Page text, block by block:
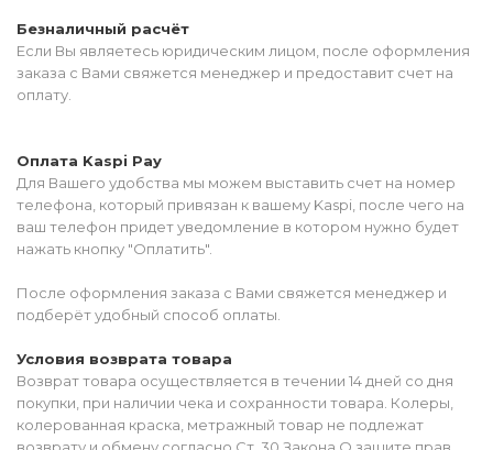
Безналичный расчёт
Если Вы являетесь юридическим лицом, после оформления
заказа с Вами свяжется менеджер и предоставит счет на
оплату.
Оплата Kaspi Pay
Для Вашего удобства мы можем выставить счет на номер
телефона, который привязан к вашему Kaspi, после чего на
ваш телефон придет уведомление в котором нужно будет
нажать кнопку "Оплатить".
После оформления заказа с Вами свяжется менеджер и
подберёт удобный способ оплаты.
Условия возврата товара
Возврат товара осуществляется в течении 14 дней со дня
покупки, при наличии чека и сохранности товара. Колеры,
колерованная краска, метражный товар не подлежат